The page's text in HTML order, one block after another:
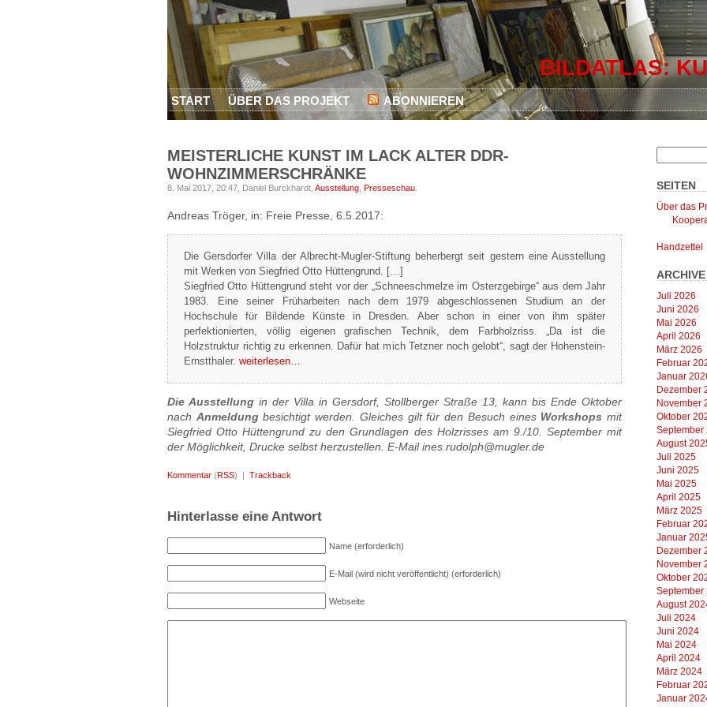
BILDATLAS:
START ÜBER DAS PROJEKT ABONNIEREN
MEISTERLICHE KUNST IM LACK ALTER DDR-
WOHNZIMMERSCHRÄNKE
8. Mai 2017, 20:47, Daniel Burckhardt, Ausstellung Presseschau
Andreas Tröger, in: Freie Presse, 6.5.2017:
Die Gersdorfer Villa der Albrecht-Mugler-Stiftung beherbergt seit gestern eine Ausstellung
mit Werken von Siegfried Otto Hüttengrund. […]
Siegfried Otto Hüttengrund steht vor der „Schneeschmelze im Osterzgebirge“ aus dem Jahr
1983. Eine seiner Früharbeiten nach dem 1979 abgeschlossenen Studium an der
Hochschule für Bildende Künste in Dresden. Aber schon in einer von ihm später
perfektionierten, völlig eigenen grafischen Technik, dem Farbholzriss. „Da ist die
Holzstruktur richtig zu erkennen. Dafür hat mich Tetzner noch gelobt“, sagt der Hohenstein-
Ernstthaler. weiterlesen…
Die Ausstellung in der Villa in Gersdorf, Stollberger Straße 13, kann bis Ende Oktober
nach Anmeldungbesichtigt werden. Gleiches gilt für den Besuch eines Workshops mit
Siegfried Otto Hüttengrund zu den Grundlagen des Holzrisses am 9./10. September mit
der Möglichkeit, Drucke selbst herzustellen. E-Mail ines.rudolph@mugler.de
Kommentar (RSS) | Trackback
Hinterlasse eine Antwort
Name (erforderlich)
E-Mail (wird nicht veröffentlicht) (erforderlich)
Webseite
SEITEN
Über das
Handzettel
ARCHIVE
Juli 2026
Juni 2026
Mai 2026
April 2026
März 2026
Februar
Januar
Dezember
November
Oktober
September
August
Juli 2025
Juni 2025
Mai 2025
April 2025
März 2025
Februar
Januar
Dezember
November
Oktober
September
August
Juli 2024
Juni 2024
Mai 2024
April 2024
März 2024
Februar
Januar